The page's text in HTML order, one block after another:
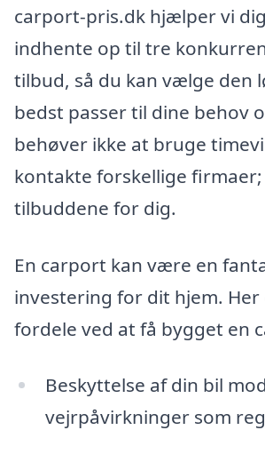
carport-pris.dk hjælper vi
indhente op til tre
tilbud, så du kan vælge den
bedst passer til dine behov
behøver ikke at bruge
kontakte forskellige
tilbuddene for dig.
En carport kan være en
investering for dit hjem. Her
fordele ved at få bygget en
Beskyttelse af din bil mod
vejrpåvirkninger som